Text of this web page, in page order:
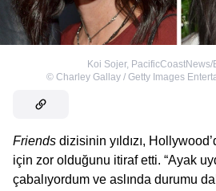
Koi Sojer, PacificCoastNews/
© Charley Gallay / Getty Images
Friends dizisinin yıldızı,
için zor olduğunu itiraf etti. “Ayak
çabalıyordum ve aslında durumu